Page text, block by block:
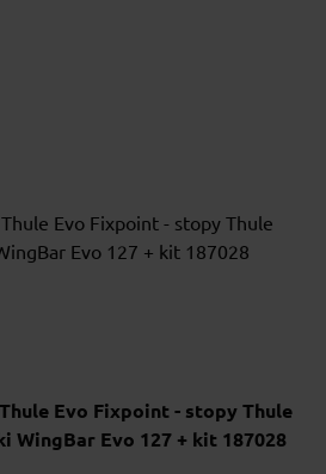
Evo Fixpoint - stopy Thule
WingBar Evo 127 + kit 187028